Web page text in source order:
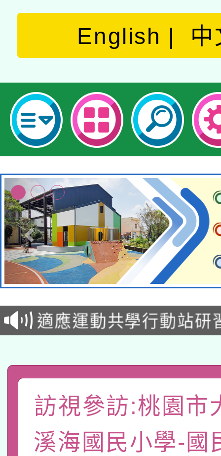
English 中
本校115學年度第2次
招甄選結果公告(無人
適應運動共學行動站研
本館辦理115年度閱讀
暨閱讀推動專業研習
科技賦能─人工智慧
礎課程
A3數位素養講師名單
「數位內容與教學軟體
pilot」
有關大陸委員會函釋公
訪視參訪:桃園市
溪海國民小學-國